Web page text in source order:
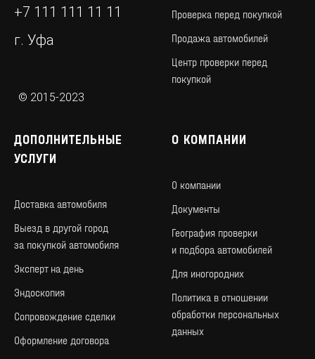
Определяем нижнюю и верхнюю цену
автомобиля. Определяем стратегию
и сроки продажи.
Даем рекомендации по подготовке
а\м.
по которому мы берем на себя все
обязательства по поиску
и проверки автомобиля для Вас.
+7 111 111 11 11
г. Уфа
© 2015-2023
Проверка перед покупкой
Продажа автомобилей
Центр проверки перед
покупкой
ДОПОЛНИТЕЛЬНЫЕ
УСЛУГИ
Доставка автомобиля
Выезд в другой город
за покупкой автомобиля
Эксперт на день
Эндоскопия
Сопровождение сделки
Оформление договора
О КОМПАНИИ
О компании
Документы
География проверки
и подбора автомобилей
Для иногородних
Политика в отношении
обработки персональных
данных